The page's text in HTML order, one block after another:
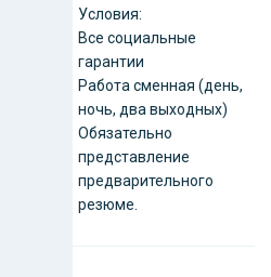
Условия:
Все социальные
гарантии
Работа сменная (день,
ночь, два выходных)
Обязательно
представление
предварительного
резюме.